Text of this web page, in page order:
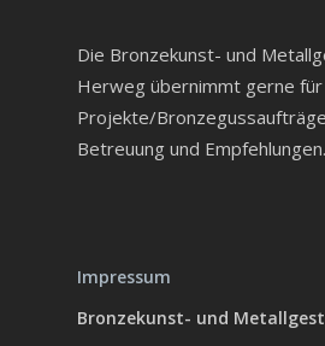
Die Bronzekunst- und
Herweg übernimmt gerne für
Projekte/
Betreuung und Empfehlungen.
Impressum
Bronzekunst- und